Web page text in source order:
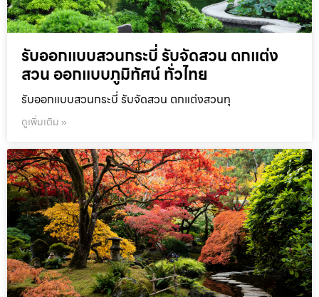
รับออกแบบสวนกระบี่ รับจัดสวน ตกแต่ง
สวน ออกแบบภูมิทัศน์ ทั่วไทย
รับออกแบบสวนกระบี่ รับจัดสวน ตกแต่งสวนทุ
ดูเพิ่มเติม »